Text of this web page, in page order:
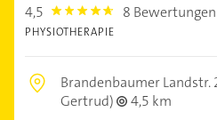
4,5 4.5 8 Bewertungen
PHYSIOTHERAPIE
Brandenbaumer Landstr.
Gertrud)
4,5 km